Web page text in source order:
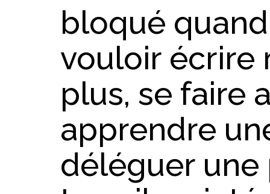
bloqué
vouloir écrire
plus, se faire
apprendre
déléguer une